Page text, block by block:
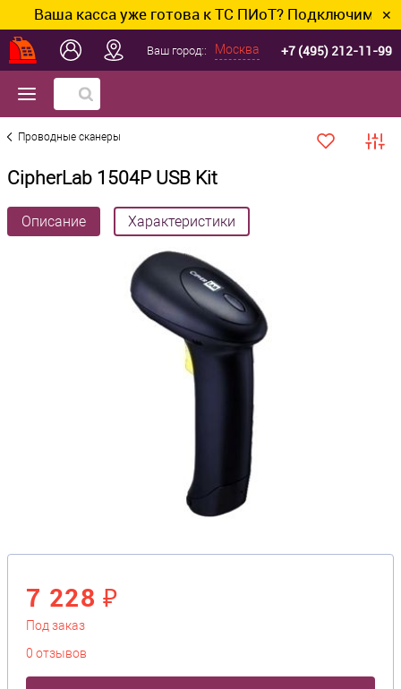
Ваша касса уже готова к ТС ПИоТ? Подключим и ✕
Ваш город:: Москва +7 (495) 212-11-99
Проводные сканеры
CipherLab 1504Р USB Kit
Описание Характеристики
7 228 ₽
Под заказ
0 отзывов